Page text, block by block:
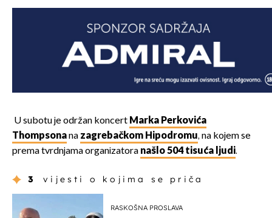
U subotu je održan koncert Marka Perkovića
Thompsonana zagrebačkom Hipodromu, na kojem se
prema tvrdnjama organizatora našlo 504 tisuća ljudi.
3 vijesti o kojima se priča
RASKOŠNA PROSLAVA